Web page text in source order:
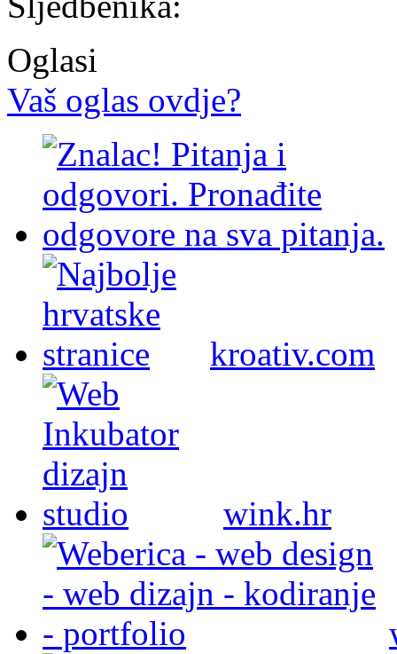
Oglasi
Vaš oglas ovdje?
kroativ.com
wink.hr